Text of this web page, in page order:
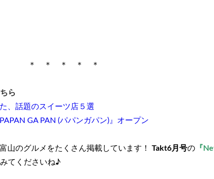
＊ ＊ ＊ ＊ ＊
ら
、話題のスイーツ店５選
GA PAN (パパンガパン)』オープン
山のグルメをたくさん掲載しています！ Takt6月号の 『
てくださいね♪